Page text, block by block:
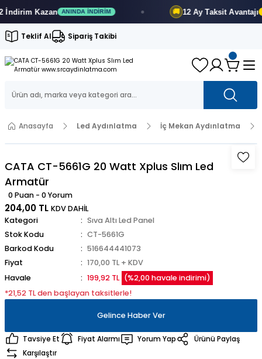
Kazan ANINDA İNDIRIM 12 Ay Taksit Avantajı
Teklif Al Sipariş Takibi
Anasayfa Led Aydınlatma İç Mekan Aydınlatma
CATA CT-5661G 20 Watt Xplus Slım Led
Armatür
0 Puan - 0 Yorum
204,00 TL KDV DAHİL
Kategori
Sıva Altı Led Panel
Stok Kodu
CT-5661G
Barkod Kodu
516644441073
Fiyat
170,00 TL + KDV
Havale
199,92 TL (%2,00 havale indirimi)
*21,52 TL den başlayan taksitlerle!
Gelince Haber Ver
Tavsiye Et Fiyat Alarmı Yorum Yap
Ürünü Paylaş
Karşılaştır